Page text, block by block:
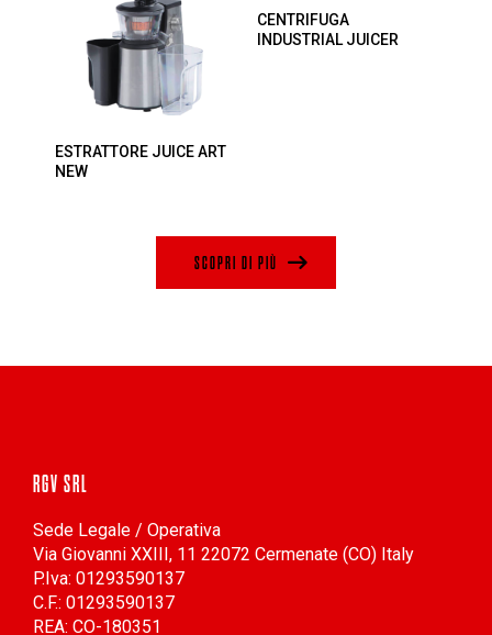
ESTRATTORE JUICE ART
NEW
CENTRIFUGA
INDUSTRIAL JUICER
SCOPRI DI PIÙ
RGV SRL
Sede Legale / Operativa
Via Giovanni XXIII, 11 22072 Cermenate (CO) Italy
P.Iva: 01293590137
C.F.: 01293590137
REA: CO-180351